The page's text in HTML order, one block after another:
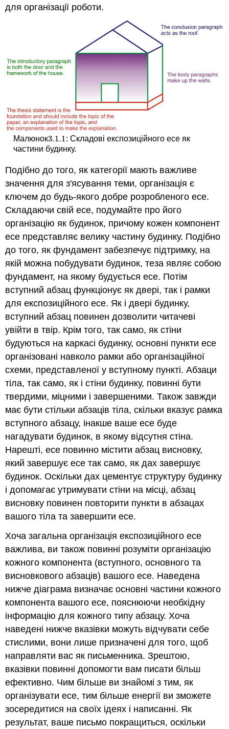
для організації роботи.
Малюнок3.1.1
3.1.1: Складові експозиційного есе як
частини будинку.
Подібно до того, як категорії мають важливе
значення для з'ясування теми, організація є
ключем до будь-якого добре розробленого есе.
Складаючи свій есе, подумайте про його
організацію як будинок, причому кожен компонент
есе представляє велику частину будинку. Подібно
до того, як фундамент забезпечує підтримку, на
якій можна побудувати будинок, теза являє собою
фундамент, на якому будується есе. Потім
вступний абзац функціонує як двері, так і рамки
для експозиційного есе. Як і двері будинку,
вступний абзац повинен дозволити читачеві
увійти в твір. Крім того, так само, як стіни
будуються на каркасі будинку, основні пункти есе
організовані навколо рамки або організаційної
схеми, представленої у вступному пункті. Абзаци
тіла, так само, як і стіни будинку, повинні бути
твердими, міцними і завершеними. Також завжди
має бути стільки абзаців тіла, скільки вказує рамка
вступного абзацу, інакше ваше есе буде
нагадувати будинок, в якому відсутня стіна.
Нарешті, есе повинно містити абзац висновку,
який завершує есе так само, як дах завершує
будинок. Оскільки дах цементує структуру будинку
і допомагає утримувати стіни на місці, абзац
висновку повинен повторити пункти в абзацах
вашого тіла та завершити есе.
Хоча загальна організація експозиційного есе
важлива, ви також повинні розуміти організацію
кожного компонента (вступного, основного та
висновкового абзаців) вашого есе. Наведена
нижче діаграма визначає основні частини кожного
компонента вашого есе, пояснюючи необхідну
інформацію для кожного типу абзацу. Хоча
наведені нижче вказівки можуть відчувати себе
стислими, вони лише призначені для того, щоб
направляти вас як письменника. Зрештою,
вказівки повинні допомогти вам писати більш
ефективно. Чим більше ви знайомі з тим, як
організувати есе, тим більше енергії ви зможете
зосередитися на своїх ідеях і написанні. Як
результат, ваше письмо покращиться, оскільки